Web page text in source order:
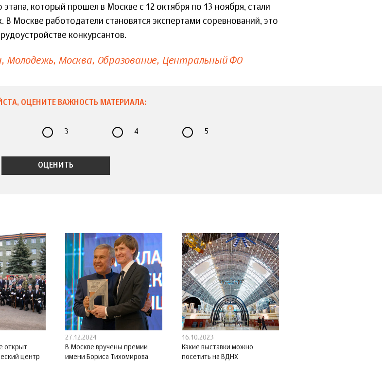
этапа, который прошел в Москве с 12 октября по 13 ноября, стали
В Москве работодатели становятся экспертами соревнований, это
конкурсантов.
Молодежь Москва Образование Центральный ФО
ОЦЕНИТЕ ВАЖНОСТЬ МАТЕРИАЛА:
3 4 5
открыт
центр
27.12.2024
В Москве вручены премии
имени Бориса Тихомирова
16.10.2023
Какие выставки можно
посетить на ВДНХ